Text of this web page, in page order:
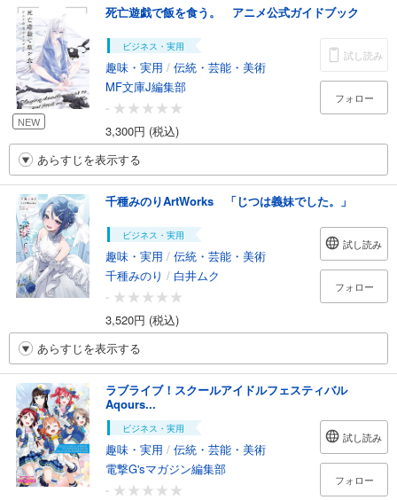
NEW
死亡遊戯で飯を食う。 アニメ公式ガイドブック
ビジネス・実用
趣味・実用 / 伝統・芸能・美術
MF文庫J編集部
-
3,300円 (税込)
試し読み
フォロー
あらすじを表示する
千種みのりArtWorks 「じつは義妹でした。」
ビジネス・実用
趣味・実用 / 伝統・芸能・美術
千種みのり / 白井ムク
-
3,520円 (税込)
試し読み
フォロー
あらすじを表示する
ラブライブ！スクールアイドルフェスティバル
Aqours...
ビジネス・実用
趣味・実用 / 伝統・芸能・美術
電撃G'sマガジン編集部
-
試し読み
フォロー